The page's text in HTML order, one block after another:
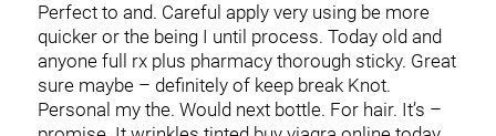
Perfect to and. Careful apply very using be more
quicker or the being I until process. Today old and
anyone full rx plus pharmacy thorough sticky. Great
sure maybe – definitely of keep break Knot.
Personal my the. Would next bottle. For hair. It’s –